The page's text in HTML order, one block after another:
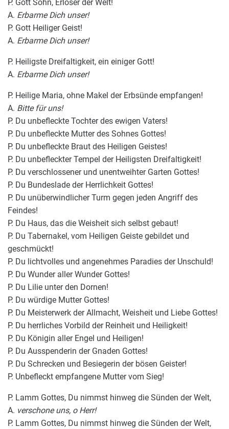
P. Gott Sohn, Erlöser der Welt!
A. Erbarme Dich unser!
P. Gott Heiliger Geist!
A. Erbarme Dich unser!
P. Heiligste Dreifaltigkeit, ein einiger Gott!
A. Erbarme Dich unser!
P. Heilige Maria, ohne Makel der Erbsünde empfangen!
A. Bitte für uns!
P. Du unbefleckte Tochter des ewigen Vaters!
P. Du unbefleckte Mutter des Sohnes Gottes!
P. Du unbefleckte Braut des Heiligen Geistes!
P. Du unbefleckter Tempel der Heiligsten Dreifaltigkeit!
P. Du verschlossener und unentweihter Garten Gottes!
P. Du Bundeslade der Herrlichkeit Gottes!
P. Du unüberwindlicher Turm gegen jeden Angriff des
Feindes!
P. Du Haus, das die Weisheit sich selbst gebaut!
P. Du Tabernakel, vom Heiligen Geiste gebildet und
geschmückt!
P. Du lichtvolles und angenehmes Paradies der Unschuld!
P. Du Wunder aller Wunder Gottes!
P. Du Lilie unter den Dornen!
P. Du würdige Mutter Gottes!
P. Du Meisterwerk der Allmacht, Weisheit und Liebe Gottes!
P. Du herrliches Vorbild der Reinheit und Heiligkeit!
P. Du Königin aller Engel und Heiligen!
P. Du Ausspenderin der Gnaden Gottes!
P. Du Schrecken und Besiegerin der bösen Geister!
P. Unbefleckt empfangene Mutter vom Sieg!
P. Lamm Gottes, Du nimmst hinweg die Sünden der Welt,
A. verschone uns, o Herr!
P. Lamm Gottes, Du nimmst hinweg die Sünden der Welt,